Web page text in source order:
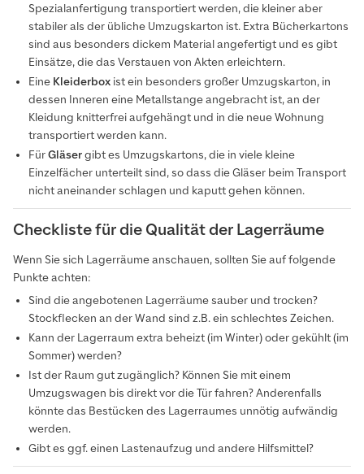
Spezialanfertigung transportiert werden, die kleiner aber
stabiler als der übliche Umzugskarton ist. Extra Bücherkartons
sind aus besonders dickem Material angefertigt und es gibt
Einsätze, die das Verstauen von Akten erleichtern.
Eine Kleiderboxist ein besonders großer Umzugskarton, in
dessen Inneren eine Metallstange angebracht ist, an der
Kleidung knitterfrei aufgehängt und in die neue Wohnung
transportiert werden kann.
FürGläsergibt es Umzugskartons, die in viele kleine
Einzelfächer unterteilt sind, so dass die Gläser beim Transport
nicht aneinander schlagen und kaputt gehen können.
Checkliste für die Qualität der Lagerräume
Wenn Sie sich Lagerräume anschauen, sollten Sie auf folgende
Punkte achten:
Sind die angebotenen Lagerräume sauber und trocken?
Stockflecken an der Wand sind z.B. ein schlechtes Zeichen.
Kann der Lagerraum extra beheizt (im Winter) oder gekühlt (im
Sommer) werden?
Ist der Raum gut zugänglich? Können Sie mit einem
Umzugswagen bis direkt vor die Tür fahren? Anderenfalls
könnte das Bestücken des Lagerraumes unnötig aufwändig
werden.
Gibt es ggf. einen Lastenaufzug und andere Hilfsmittel?